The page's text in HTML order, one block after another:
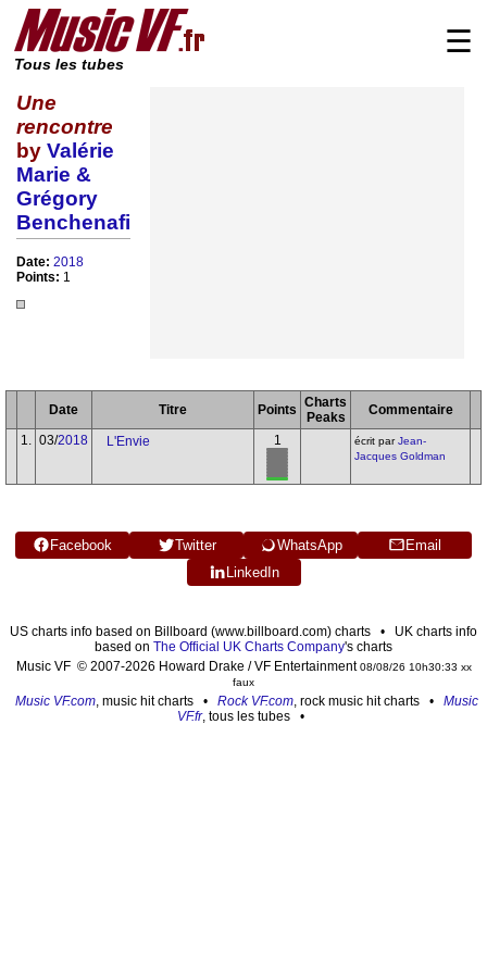
Tous les tubes
☰
Une
rencontre
by Valérie
Marie &
Grégory
Benchenafi
Date: 2018
Points: 1
Date Titre Points Charts
Peaks
Commentaire
1.
03/2018 L'Envie 1 écrit parJean-
Jacques Goldman
Facebook Twitter WhatsApp
Email
LinkedIn
US charts info based on Billboard (www.billboard.com) charts • UK charts info
based on The Official UK Charts Company's charts
Music VF © 2007-2026 Howard Drake / VF Entertainment08/08/26 10h30:33 xx
faux
Music VF.com , music hit charts • Rock VF.com , rock music hit charts • Music
VF.fr, tous les tubes •